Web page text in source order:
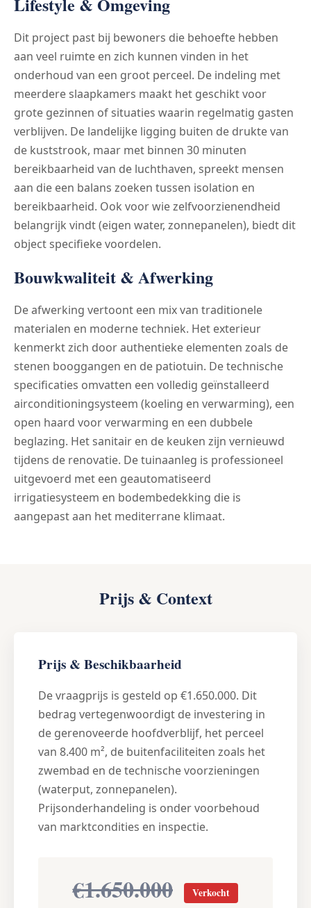
Dit project past bij bewoners die behoefte hebben
aan veel ruimte en zich kunnen vinden in het
onderhoud van een groot perceel. De indeling met
meerdere slaapkamers maakt het geschikt voor
grote gezinnen of situaties waarin regelmatig gasten
verblijven. De landelijke ligging buiten de drukte van
de kuststrook, maar met binnen 30 minuten
bereikbaarheid van de luchthaven, spreekt mensen
aan die een balans zoeken tussen isolation en
bereikbaarheid. Ook voor wie zelfvoorzienendheid
belangrijk vindt (eigen water, zonnepanelen), biedt dit
object specifieke voordelen.
Bouwkwaliteit & Afwerking
De afwerking vertoont een mix van traditionele
materialen en moderne techniek. Het exterieur
kenmerkt zich door authentieke elementen zoals de
stenen booggangen en de patiotuin. De technische
specificaties omvatten een volledig geïnstalleerd
airconditioningsysteem (koeling en verwarming), een
open haard voor verwarming en een dubbele
beglazing. Het sanitair en de keuken zijn vernieuwd
tijdens de renovatie. De tuinaanleg is professioneel
uitgevoerd met een geautomatiseerd
irrigatiesysteem en bodembedekking die is
aangepast aan het mediterrane klimaat.
Prijs & Context
Prijs & Beschikbaarheid
De vraagprijs is gesteld op €1.650.000. Dit
bedrag vertegenwoordigt de investering in
de gerenoveerde hoofdverblijf, het perceel
van 8.400 m², de buitenfaciliteiten zoals het
zwembad en de technische voorzieningen
(waterput, zonnepanelen).
Prijsonderhandeling is onder voorbehoud
van marktcondities en inspectie.
€1.650.000 Verkocht